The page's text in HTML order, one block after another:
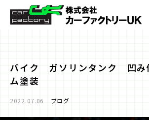
バイク ガソリンタンク 凹
ム塗装
2022.07.06 ブログ